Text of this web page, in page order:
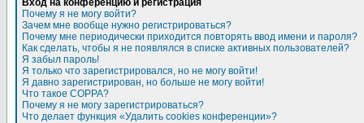
Вход на конференцию и регистрация
Почему я не могу войти?
Зачем мне вообще нужно регистрироваться?
Почему мне периодически приходится повторять ввод имени и пароля?
Как сделать, чтобы я не появлялся в списке активных пользователей?
Я забыл пароль!
Я только что зарегистрировался, но не могу войти!
Я давно зарегистрирован, но больше не могу войти!
Что такое COPPA?
Почему я не могу зарегистрироваться?
Что делает функция «Удалить cookies конференции»?